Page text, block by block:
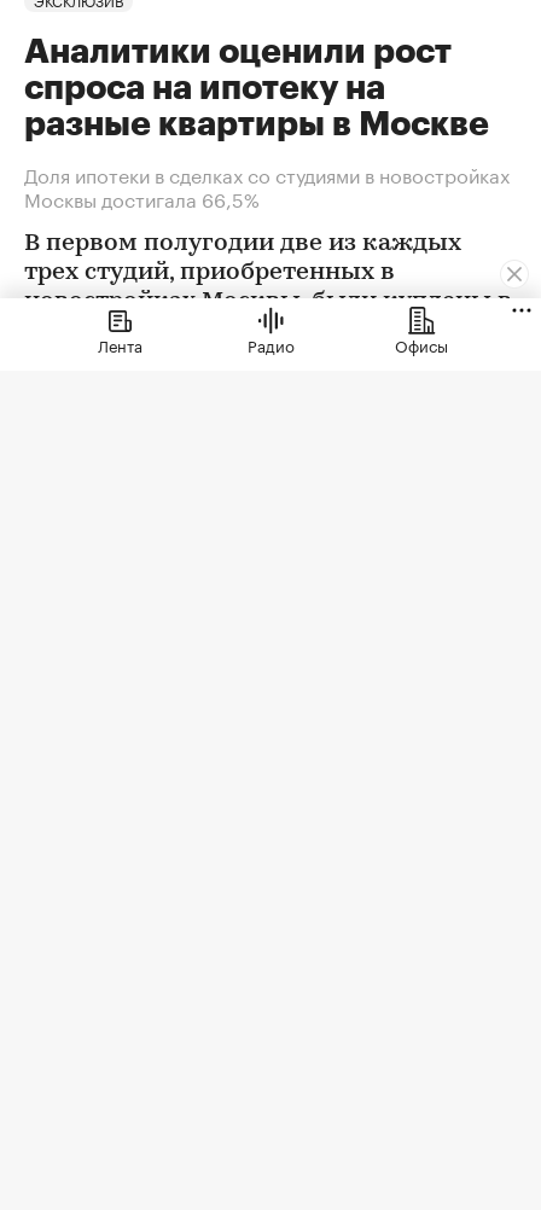
Аналитики оценили рост
спроса на ипотеку на
разные квартиры в Москве
Доля ипотеки в сделках со студиями в новостройках
Москвы достигала 66,5%
В первом полугодии две из каждых
трех студий, приобретенных в
новостройках Москвы, были куплены в
ипотеку. В сегменте трешек ипотечных
сделок менее половины, а среди
Лента Радио Офисы